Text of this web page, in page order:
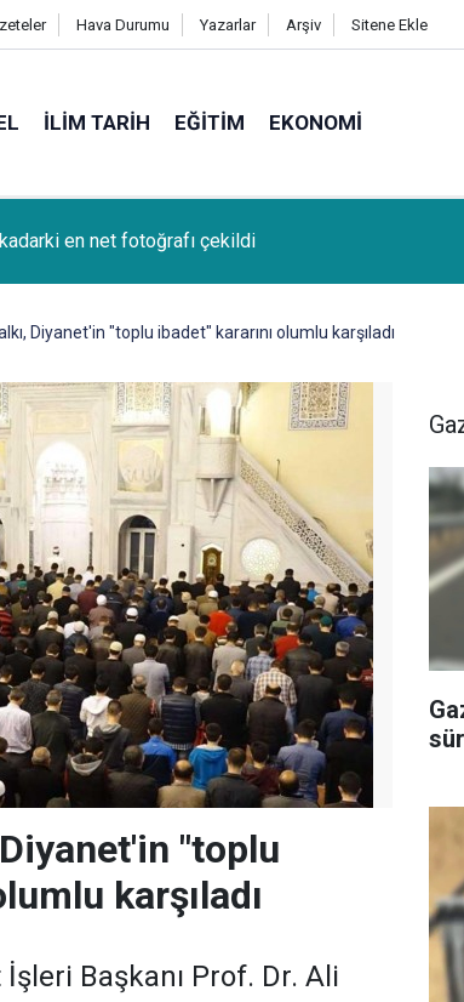
Hava Durumu Yazarlar Arşiv Sitene Ekle
İLIM TARIH EĞITIM EKONOMI
Köyünden Osman Tunç'un oğlu SAMET TUNÇ vefat
Diyanet'in "toplu ibadet" kararını olumlu karşıladı
"toplu
karşıladı
Başkanı Prof. Dr. Ali